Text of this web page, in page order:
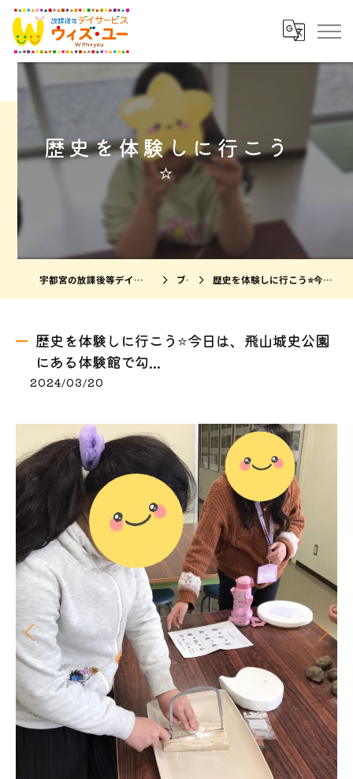
歴史を体験しに行こう
⭐️
宇都宮の放課後等デイサービスならウィズ・ユー宇都宮瑞穂 ブログ 歴史を体験しに行こう⭐️今日は、飛山城史公園にある体験館で勾...
歴史を体験しに行こう⭐️今日は、飛山城史公園
にある体験館で勾...
2024/03/20